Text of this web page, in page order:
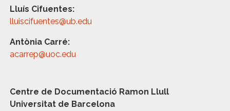
Lluís Cifuentes:
lluiscifuentes@ub.edu
Antònia Carré:
acarrep@uoc.edu
Centre de Documentació Ramon Llull
Universitat de Barcelona